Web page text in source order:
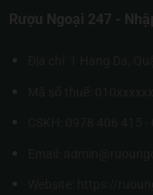
Rượu Ngoại 247 -